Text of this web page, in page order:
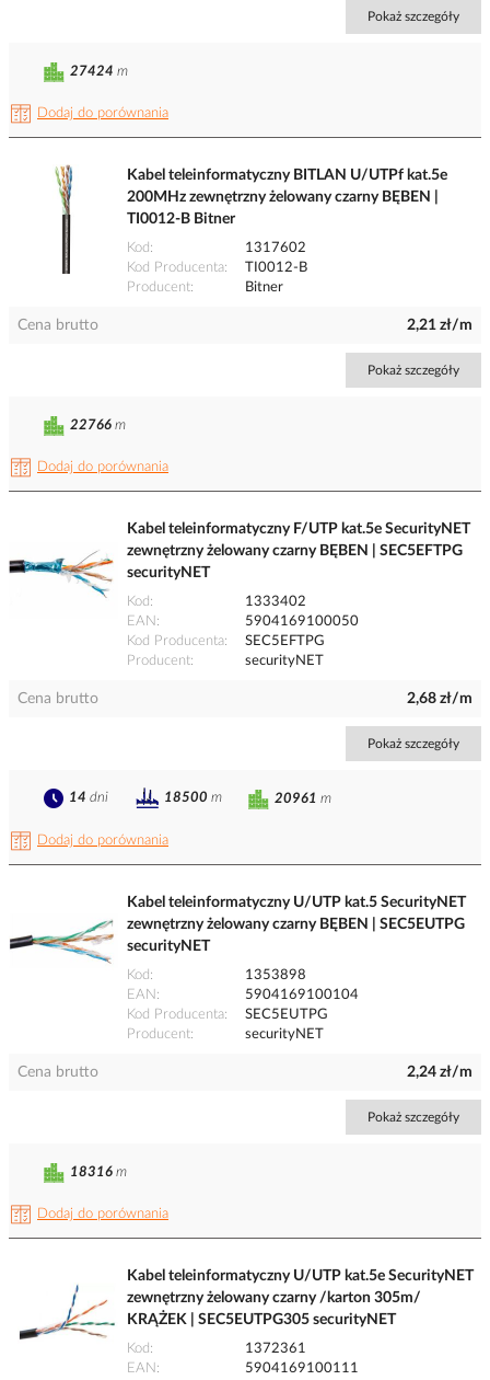
Pokaż szczegóły
Dodaj do porównania
27424 m
Kabel teleinformatyczny BITLAN U/UTPf kat.5e
200MHz zewnętrzny żelowany czarny BĘBEN |
TI0012-B Bitner
Kod
1317602
Kod Producenta
TI0012-B
Producent
Bitner
Cena brutto 2,21 zł/m
Pokaż szczegóły
Dodaj do porównania
22766 m
Kabel teleinformatyczny F/UTP kat.5e SecurityNET
zewnętrzny żelowany czarny BĘBEN | SEC5EFTPG
securityNET
Kod
1333402
EAN
5904169100050
Kod Producenta
SEC5EFTPG
Producent
securityNET
Cena brutto 2,68 zł/m
Pokaż szczegóły
Dodaj do porównania
20961 m
14 dni 18500 m
Kabel teleinformatyczny U/UTP kat.5 SecurityNET
zewnętrzny żelowany czarny BĘBEN | SEC5EUTPG
securityNET
Kod
1353898
EAN
5904169100104
Kod Producenta
SEC5EUTPG
Producent
securityNET
Cena brutto 2,24 zł/m
Pokaż szczegóły
Dodaj do porównania
18316 m
Kabel teleinformatyczny U/UTP kat.5e SecurityNET
zewnętrzny żelowany czarny /karton 305m/
KRĄŻEK | SEC5EUTPG305 securityNET
Kod
1372361
EAN
5904169100111